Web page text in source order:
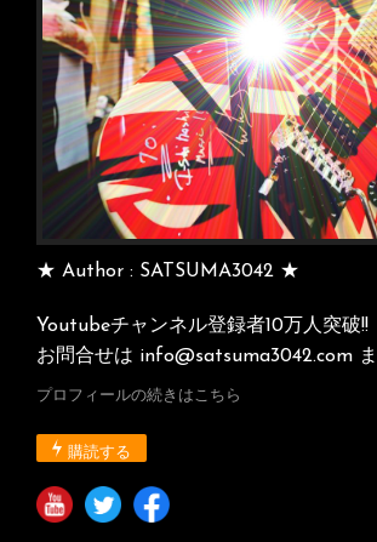
★ Author : SATSUMA3042 ★
Youtubeチャンネル登録者10万人突破!!
お問合せは info@satsuma3042.com
プロフィールの続きはこちら
購読する